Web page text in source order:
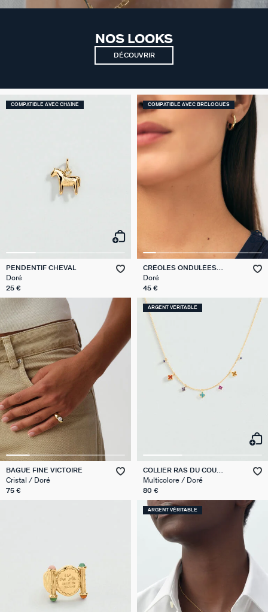
NOS LOOKS
DÉCOUVRIR
COMPATIBLE AVEC CHAÎNE
PENDENTIF CHEVAL
Doré
25 €
COMPATIBLE AVEC BRELOQUES
CRÉOLES ONDULÉES
TALISMANS
Doré
45 €
BAGUE FINE VICTOIRE
Cristal / Doré
75 €
ARGENT VÉRITABLE
COLLIER RAS DU COU
BELOVED
Multicolore / Doré
80 €
ARGENT VÉRITABLE